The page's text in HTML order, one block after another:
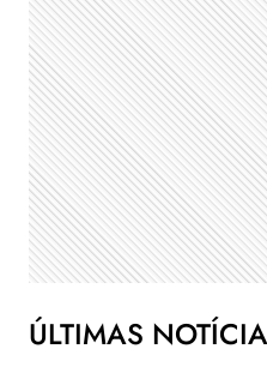
ÚLTIMAS